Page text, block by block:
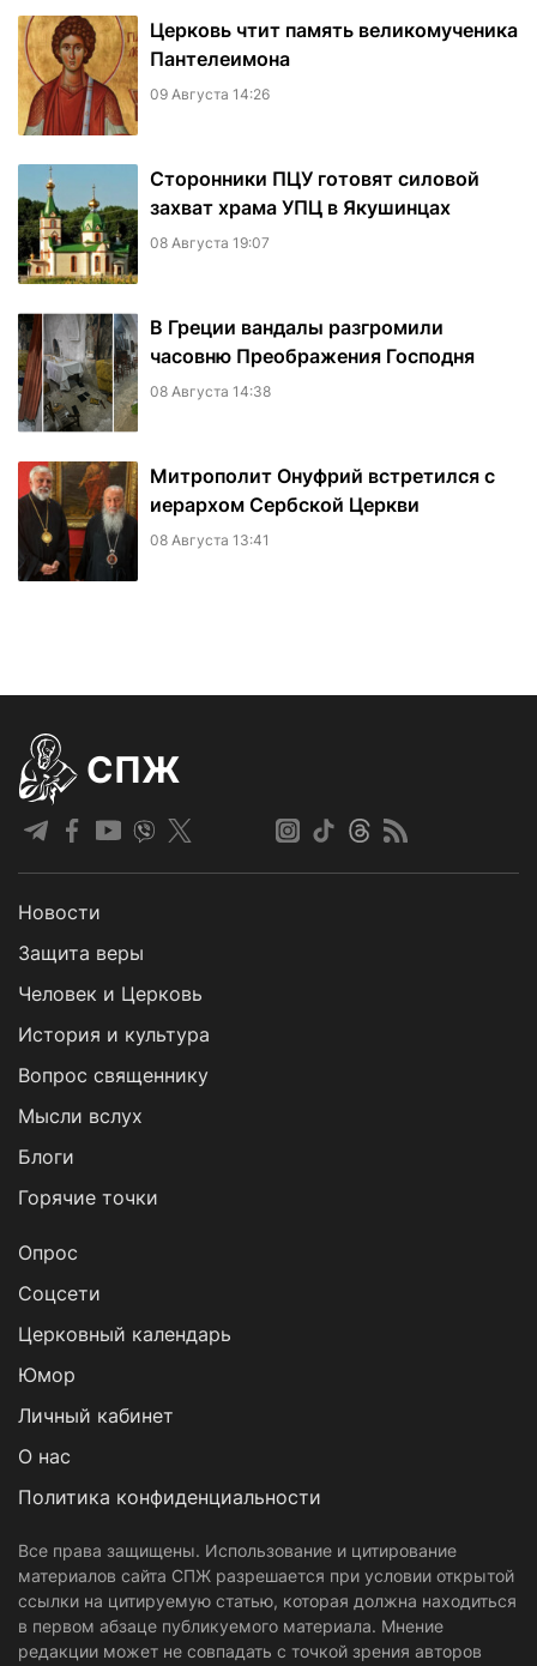
Церковь чтит память великомученика
Пантелеимона
09 Августа 14:26
Сторонники ПЦУ готовят силовой
захват храма УПЦ в Якушинцах
08 Августа 19:07
В Греции вандалы разгромили
часовню Преображения Господня
08 Августа 14:38
Митрополит Онуфрий встретился с
иерархом Сербской Церкви
08 Августа 13:41
СПЖ
Новости
Защита веры
Человек и Церковь
История и культура
Вопрос священнику
Мысли вслух
Блоги
Горячие точки
Опрос
Cоцсети
Церковный календарь
Юмор
Личный кабинет
О нас
Политика конфиденциальности
Все права защищены. Использование и цитирование
материалов сайта СПЖ разрешается при условии открытой
ссылки на цитируемую статью, которая должна находиться
в первом абзаце публикуемого материала. Мнение
редакции может не совпадать с точкой зрения авторов